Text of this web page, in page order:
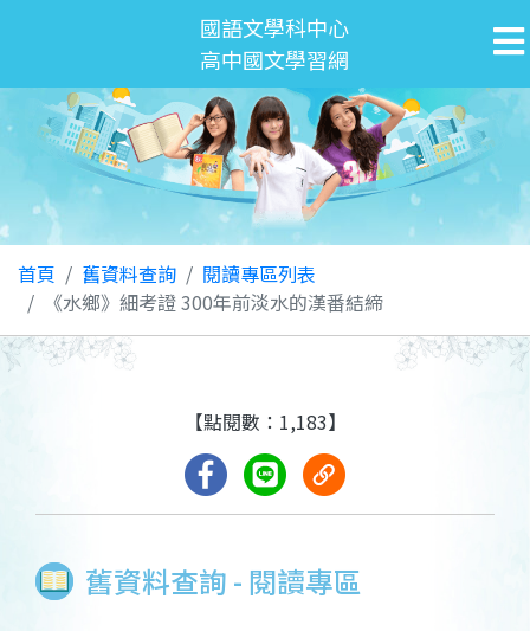
國語文學科中心
高中國文學習網
首頁 舊資料查詢
閱讀專區列表
《水鄉》細考證 300年前淡水的漢番結締
舊資料查詢 - 閱讀專區
【點閱數：1,183】